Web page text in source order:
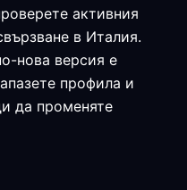
активния
в Италия.
нова версия е
профила и
да променяте